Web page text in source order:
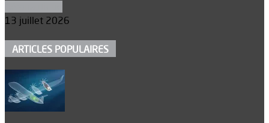
13 juillet 2026
ARTICLES POPULAIRES